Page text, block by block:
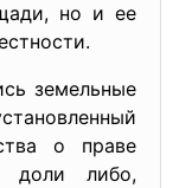
но и ее
земельные
о праве
доли либо,